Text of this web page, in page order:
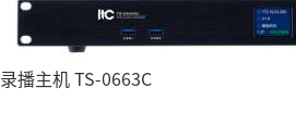
录播主机 TS-0663C